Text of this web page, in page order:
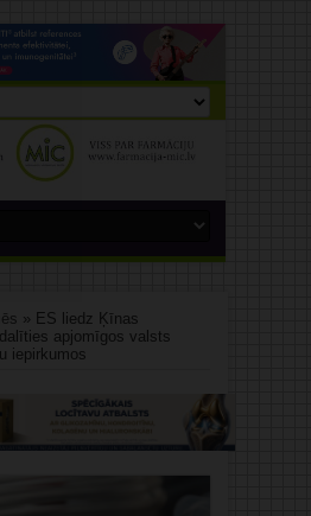
» ES liedz Ķīnas
apjomīgos valsts
iepirkumos